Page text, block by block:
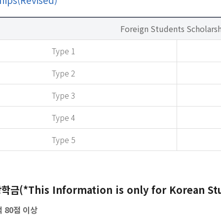
Foreign Students
Type 1
Type 2
Type 3
Type 4
Type 5
학금(*This Information is only for Korean
80점 이상